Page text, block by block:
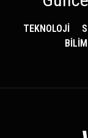
TEKNOLOJİ
BİLİM